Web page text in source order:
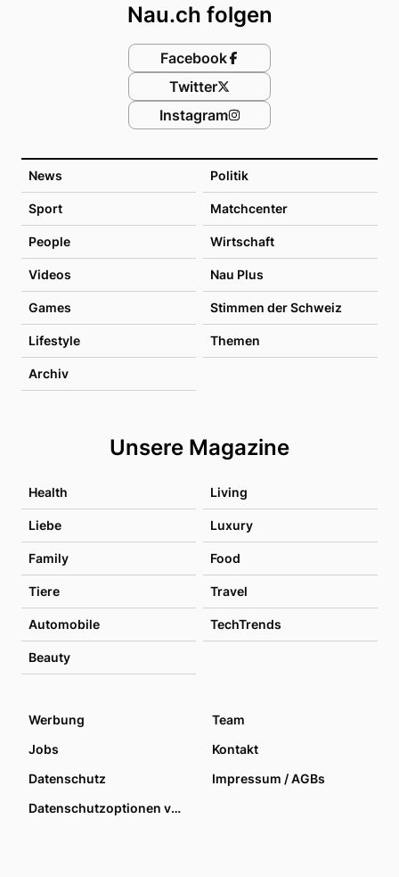
News Politik
Sport Matchcenter
People Wirtschaft
Videos Nau Plus
Games Stimmen der Schweiz
Lifestyle Themen
Archiv
Unsere Magazine
Health Living
Liebe Luxury
Family Food
Tiere Travel
Automobile TechTrends
Beauty
Nau.ch folgen
Facebook
Twitter
Instagram
Werbung
Team
Jobs
Kontakt
Datenschutz
Impressum / AGBs
Datenschutzoptionen verwalten